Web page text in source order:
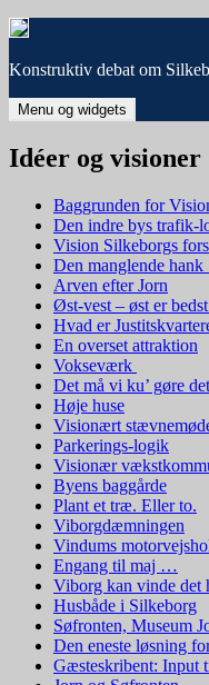
Hop
indhold
Konstruktiv debat om
Menu og widgets
Idéer og
Baggrunden for
Den indre bys
Vision Silkeborgs
Den manglende
Arven efter Jorn
Øst-vest – øst er
Hvad er
En overset attraktion
Vokseværk
Det må vi ku’ gøre
Høje huse
Visionært
Parkerings-logik
Visionær
Byens baggårde
Plant et træ. Eller to.
Viborgdæmningen
Vindums
Engang til maj …
Viborg kan vinde det
Husbåde i Silkeborg
Søfronten, Museum
Den eneste løsning
Gæsteskribent: Input